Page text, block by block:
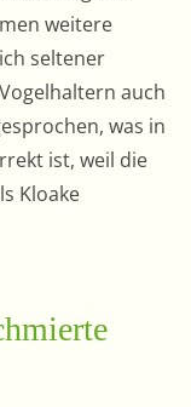
weitere
seltener
auch
was in
ist, weil die
Kloake